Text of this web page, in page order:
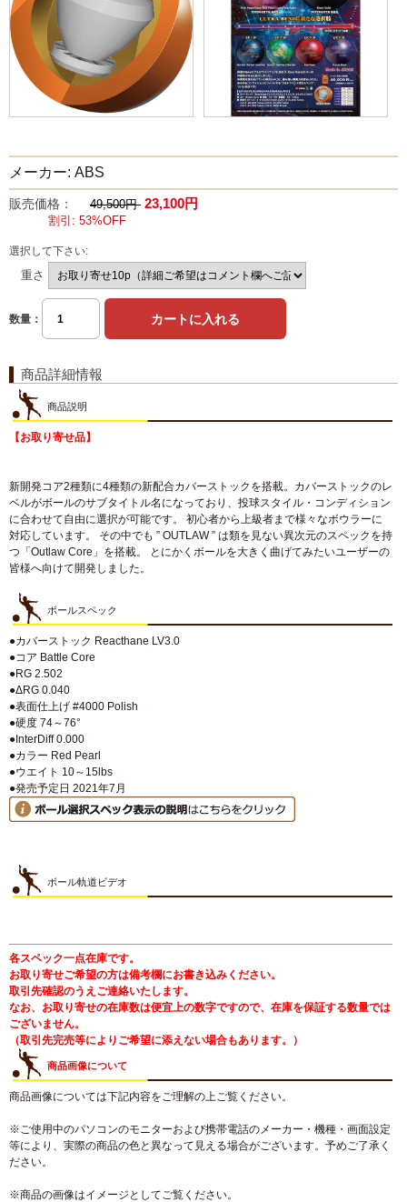
メーカー: ABS
販売価格： 49,500円 23,100円
割引: 53%OFF
選択して下さい:
重さ
数量：
商品詳細情報
商品説明
【お取り寄せ品】
新開発コア2種類に4種類の新配合カバーストックを搭載。カバーストックのレ
ベルがボールのサブタイトル名になっており、投球スタイル・コンディション
に合わせて自由に選択が可能です。 初心者から上級者まで様々なボウラーに
対応しています。 その中でも ” OUTLAW ” は類を見ない異次元のスペックを持
つ「Outlaw Core」を搭載。 とにかくボールを大きく曲げてみたいユーザーの
皆様へ向けて開発しました。
ボールスペック
●カバーストック Reacthane LV3.0
●コア Battle Core
●RG 2.502
●ΔRG 0.040
●表面仕上げ #4000 Polish
●硬度 74～76°
●InterDiff 0.000
●カラー Red Pearl
●ウエイト 10～15lbs
●発売予定日 2021年7月
ボール軌道ビデオ
各スペック一点在庫です。
お取り寄せご希望の方は備考欄にお書き込みください。
取引先確認のうえご連絡いたします。
なお、お取り寄せの在庫数は便宜上の数字ですので、在庫を保証する数量では
ございません。
（取引先完売等によりご希望に添えない場合もあります。）
商品画像について
商品画像については下記内容をご理解の上ご覧ください。
※ご使用中のパソコンのモニターおよび携帯電話のメーカー・機種・画面設定
等により、実際の商品の色と異なって見える場合がございます。予めご了承く
ださい。
※商品の画像はイメージとしてご覧ください。